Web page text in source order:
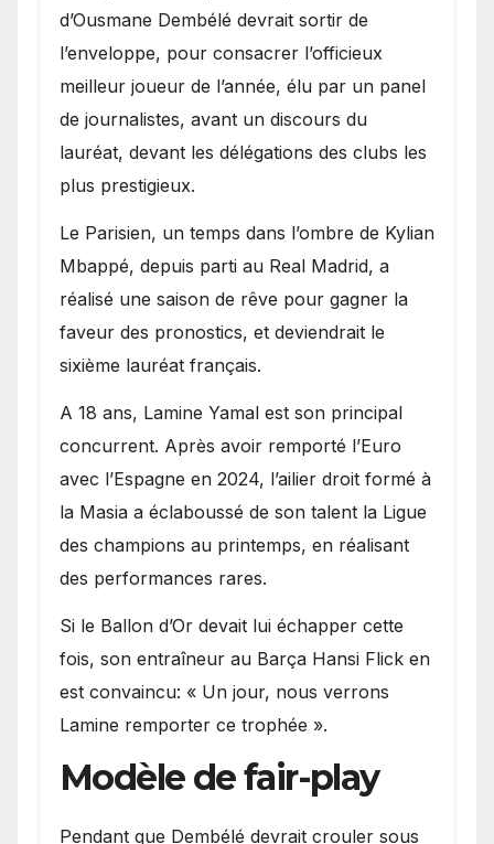
d’Ousmane Dembélé devrait sortir de
l’enveloppe, pour consacrer l’officieux
meilleur joueur de l’année, élu par un panel
de journalistes, avant un discours du
lauréat, devant les délégations des clubs les
plus prestigieux.
Le Parisien, un temps dans l’ombre de Kylian
Mbappé, depuis parti au Real Madrid, a
réalisé une saison de rêve pour gagner la
faveur des pronostics, et deviendrait le
sixième lauréat français.
A 18 ans, Lamine Yamal est son principal
concurrent. Après avoir remporté l’Euro
avec l’Espagne en 2024, l’ailier droit formé à
la Masia a éclaboussé de son talent la Ligue
des champions au printemps, en réalisant
des performances rares.
Si le Ballon d’Or devait lui échapper cette
fois, son entraîneur au Barça Hansi Flick en
est convaincu: « Un jour, nous verrons
Lamine remporter ce trophée ».
Modèle de fair-play
Pendant que Dembélé devrait crouler sous